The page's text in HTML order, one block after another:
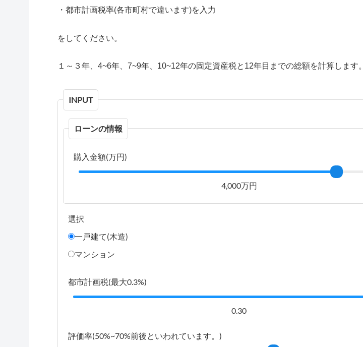
・都市計画税率(各市町村で違います)を入力
をしてください。
１～３年、4~6年、7~9年、10~12年の固定資産税と12年目までの総額を計算します。
INPUT
ローンの情報
購入金額(万円)
4,000万円
選択
一戸建て(木造)
マンション
都市計画税(最大0.3%)
0.30
評価率(50%~70%前後といわれています。)